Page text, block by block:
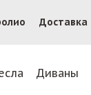
Доставка
Диваны